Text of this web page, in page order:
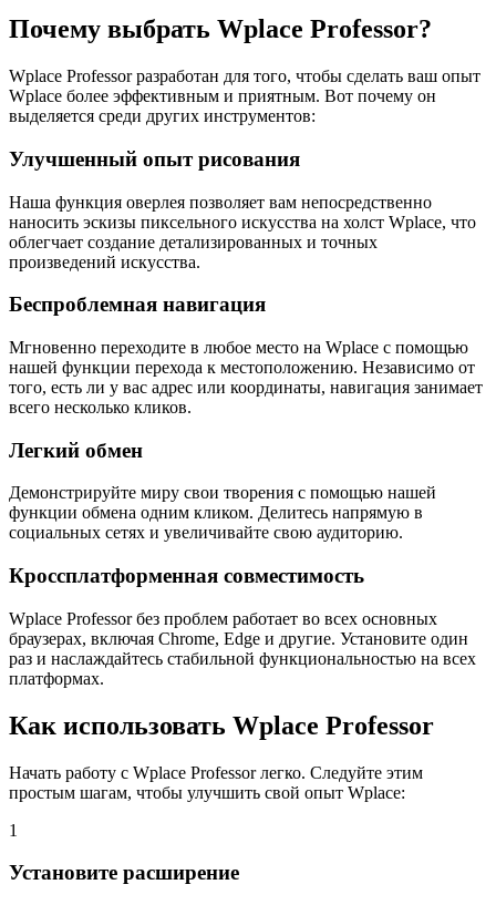
Почему выбрать Wplace Professor?
Wplace Professor разработан для того, чтобы сделать ваш опыт
Wplace более эффективным и приятным. Вот почему он
выделяется среди других инструментов:
Улучшенный опыт рисования
Наша функция оверлея позволяет вам непосредственно
наносить эскизы пиксельного искусства на холст Wplace, что
облегчает создание детализированных и точных
произведений искусства.
Беспроблемная навигация
Мгновенно переходите в любое место на Wplace с помощью
нашей функции перехода к местоположению. Независимо от
того, есть ли у вас адрес или координаты, навигация занимает
всего несколько кликов.
Легкий обмен
Демонстрируйте миру свои творения с помощью нашей
функции обмена одним кликом. Делитесь напрямую в
социальных сетях и увеличивайте свою аудиторию.
Кроссплатформенная совместимость
Wplace Professor без проблем работает во всех основных
браузерах, включая Chrome, Edge и другие. Установите один
раз и наслаждайтесь стабильной функциональностью на всех
платформах.
Как использовать Wplace Professor
Начать работу с Wplace Professor легко. Следуйте этим
простым шагам, чтобы улучшить свой опыт Wplace:
1
Установите расширение